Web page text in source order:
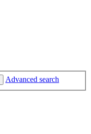
Advanced search